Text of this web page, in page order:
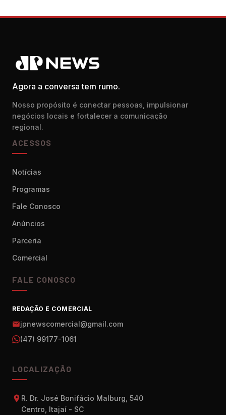
Agora a conversa tem rumo.
Nosso propósito é conectar pessoas, impulsionar
negócios locais e fortalecer a comunicação
regional.
ACESSOS
Notícias
Programas
Fale Conosco
Anúncios
Parceria
Comercial
FALE CONOSCO
REDAÇÃO E COMERCIAL
jpnewscomercial@gmail.com
(47) 99177-1061
LOCALIZAÇÃO
R. Dr. José Bonifácio Malburg, 540
Centro, Itajaí - SC